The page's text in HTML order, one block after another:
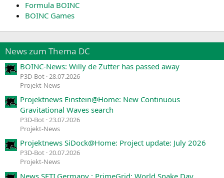
Formula BOINC
BOINC Games
News zum Thema DC
BOINC-News: Willy de Zutter has passed away
P3D-Bot 28.07.2026
Projekt-News
Projektnews Einstein@Home: New Continuous
Gravitational Waves search
P3D-Bot 23.07.2026
Projekt-News
Projektnews SiDock@Home: Project update: July 2026
P3D-Bot 20.07.2026
Projekt-News
News SETI.Germany : PrimeGrid: World Snake Day